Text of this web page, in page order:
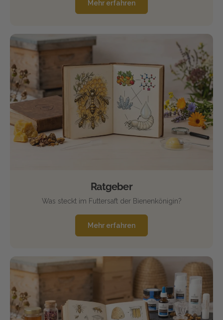
Mehr erfahren
Ratgeber
Was steckt im Futtersaft der Bienenkönigin?
Mehr erfahren